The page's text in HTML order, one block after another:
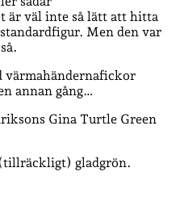
är väl inte så lätt att hitta
Men den var
värmahändernafickor
annan gång…
Gina Turtle Green
gladgrön.